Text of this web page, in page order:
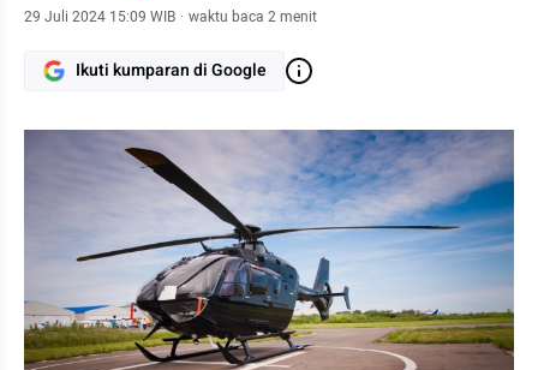
29 Juli 2024 15:09 WIB · waktu baca 2 menit
Ikuti kumparan di Google